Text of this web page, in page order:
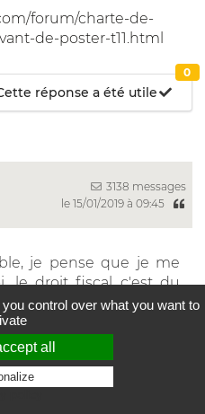
forum/charte-de-
de-poster-t11.html
réponse a été utile
0
3138 messages
le 15/01/2019 à 09:45
je pense que je me
le droit fiscal c'est du
décryptage, il faut
global, le revenu net
:
pratique/im
control over what you want to
all